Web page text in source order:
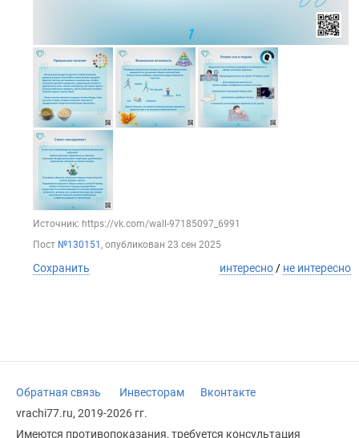
Источник: https://vk.com/wall-97185097_6991
Пост №130151 , опубликован 23 сен 2025
Сохранить интересно / не интересно
Обратная связь Инвесторам
Вконтакте
vrachi77.ru, 2019-2026 гг.
Имеются противопоказания, требуется консультация